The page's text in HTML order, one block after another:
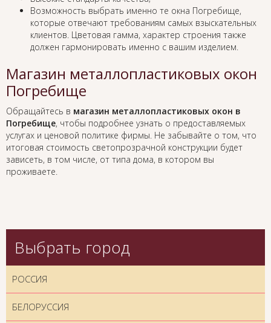
Возможность выбрать именно те окна Погребище,
которые отвечают требованиям самых взыскательных
клиентов. Цветовая гамма, характер строения также
должен гармонировать именно с вашим изделием.
Магазин металлопластиковых окон
Погребище
Обращайтесь в магазин металлопластиковых окон в
Погребище, чтобы подробнее узнать о предоставляемых
услугах и ценовой политике фирмы. Не забывайте о том, что
итоговая стоимость светопрозрачной конструкции будет
зависеть, в том числе, от типа дома, в котором вы
проживаете.
Выбрать город
РОССИЯ
БЕЛОРУССИЯ